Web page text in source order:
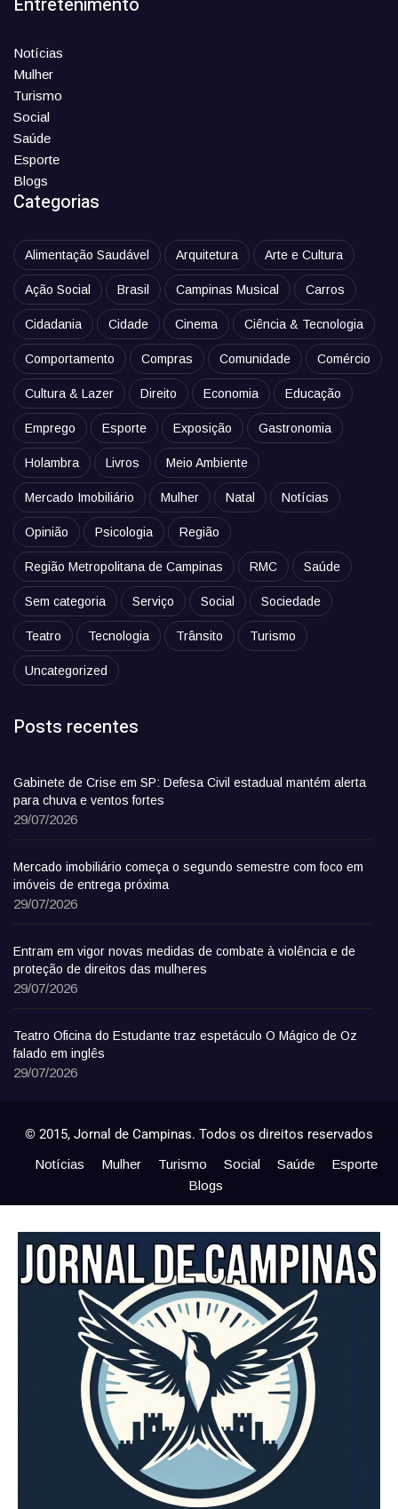
Notícias
Mulher
Turismo
Social
Saúde
Esporte
Blogs
Categorias
Alimentação Saudável Arquitetura Arte e Cultura
Ação Social Brasil Campinas Musical Carros
Cidadania Cidade Cinema Ciência & Tecnologia
Comportamento Compras Comunidade Comércio
Cultura & Lazer Direito Economia Educação
Emprego Esporte Exposição Gastronomia
Holambra Livros Meio Ambiente
Mercado Imobiliário Mulher Natal Notícias
Opinião Psicologia Região
Região Metropolitana de Campinas RMC Saúde
Sem categoria Serviço Social Sociedade
Teatro Tecnologia Trânsito Turismo
Uncategorized
Posts recentes
Gabinete de Crise em SP: Defesa Civil estadual mantém alerta
para chuva e ventos fortes
29/07/2026
Mercado imobiliário começa o segundo semestre com foco em
imóveis de entrega próxima
29/07/2026
Entram em vigor novas medidas de combate à violência e de
proteção de direitos das mulheres
29/07/2026
Teatro Oficina do Estudante traz espetáculo O Mágico de Oz
falado em inglês
29/07/2026
© 2015, Jornal de Campinas. Todos os direitos reservados
Notícias Mulher Turismo Social Saúde
Esporte
Blogs